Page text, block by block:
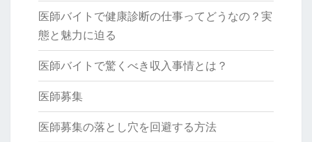
医師バイトで健康診断の仕事ってどうなの？実
態と魅力に迫る
医師バイトで驚くべき収入事情とは？
医師募集
医師募集の落とし穴を回避する方法